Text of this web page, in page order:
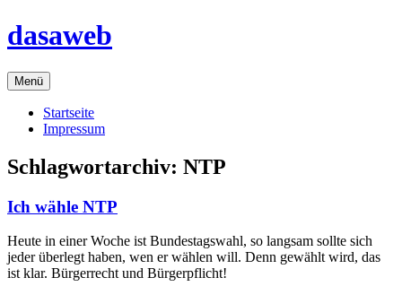
Zum
Inhalt
dasaweb
Menü
Startseite
Impressum
Schlagwortarchiv: NTP
Ich wähle NTP
Heute in einer Woche ist Bundestagswahl, so langsam sollte sich
jeder überlegt haben, wen er wählen will. Denn gewählt wird, das
ist klar. Bürgerrecht und Bürgerpflicht!